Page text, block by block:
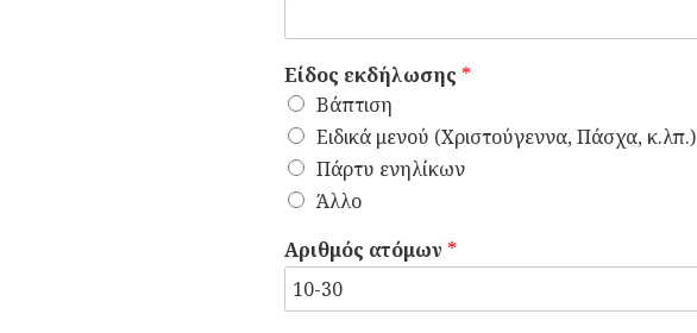
Είδος εκδήλωσης *
Βάπτιση
Ειδικά μενού (Χριστούγεννα, Πάσχα, κ.λπ.)
Πάρτυ ενηλίκων
Άλλο
Αριθμός ατόμων *